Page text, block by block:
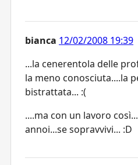
bianca 12/02/2008 19:39
...la cenerentola delle
la meno conosciuta....la
bistrattata... :(
....ma con un lavoro
annoi...se sopravvivi... :D